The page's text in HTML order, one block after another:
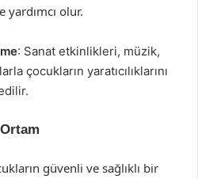
olur.
: Sanat etkinlikleri, müzik,
çocukların yaratıcılıklarını
güvenli ve sağlıklı bir